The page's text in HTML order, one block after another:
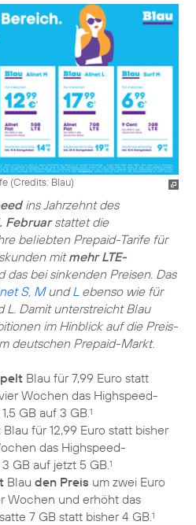
(Credits: Blau)
ins Jahrzehnt des
Februarstattet die
beliebten Prepaid-Tarife für
mitmehr LTE-
das bei sinkenden Preisen. Das
S, MundL ebenso wie für
L. Damit unterstreicht Blau
im Hinblick auf die Preis-
deutschen Prepaid-Markt.
Blau für 7,99 Euro statt
Wochen das Highspeed-
GB auf 3 GB. 1
Blau für 12,99 Euro statt bisher
das Highspeed-
GB auf jetzt 5 GB. 1
Blau den Preis um zwei Euro
Wochen und erhöht das
7 GB statt bisher 4 GB. 1